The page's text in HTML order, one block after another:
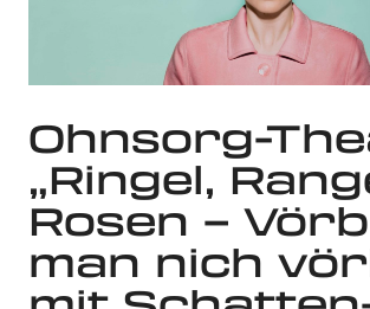
Ohnsorg-
„Ringel,
Rosen –
man nich